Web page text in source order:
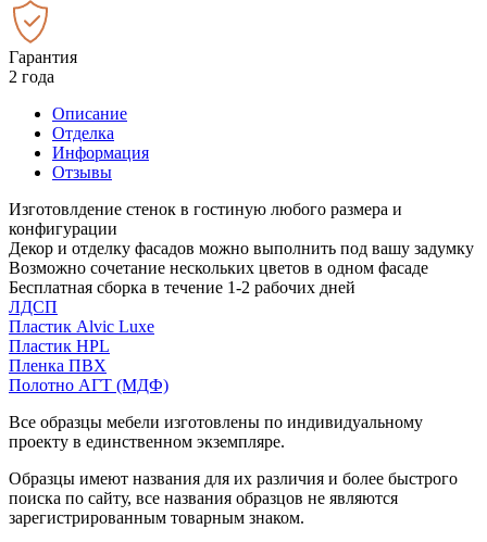
Гарантия
2 года
Описание
Отделка
Информация
Отзывы
Изготовлдение стенок в гостиную любого размера и
конфигурации
Декор и отделку фасадов можно выполнить под вашу задумку
Возможно сочетание нескольких цветов в одном фасаде
Бесплатная сборка в течение 1-2 рабочих дней
ЛДСП
Пластик Alvic Luxe
Пластик HPL
Пленка ПВХ
Полотно АГТ (МДФ)
Все образцы мебели изготовлены по индивидуальному
проекту в единственном экземпляре.
Образцы имеют названия для их различия и более быстрого
поиска по сайту, все названия образцов не являются
зарегистрированным товарным знаком.